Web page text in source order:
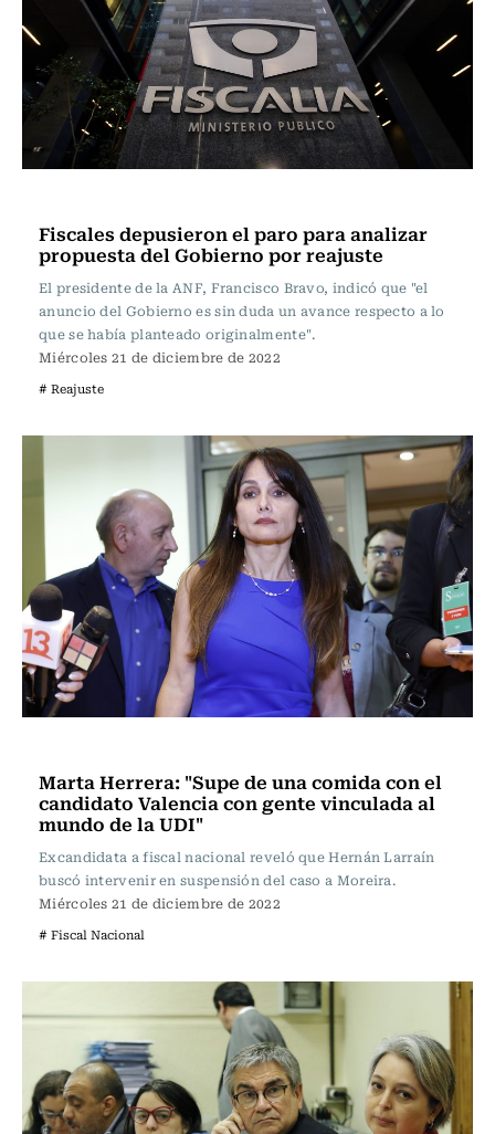
Fiscales depusieron el paro para analizar
propuesta del Gobierno por reajuste
El presidente de la ANF, Francisco Bravo, indicó que "el
anuncio del Gobierno es sin duda un avance respecto a lo
que se había planteado originalmente".
Miércoles 21 de diciembre de 2022
# Reajuste
Marta Herrera: "Supe de una comida con el
candidato Valencia con gente vinculada al
mundo de la UDI"
Excandidata a fiscal nacional reveló que Hernán Larraín
buscó intervenir en suspensión del caso a Moreira.
Miércoles 21 de diciembre de 2022
# Fiscal Nacional